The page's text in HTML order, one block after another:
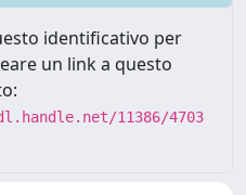
identificativo per
un link a questo
11386/4703